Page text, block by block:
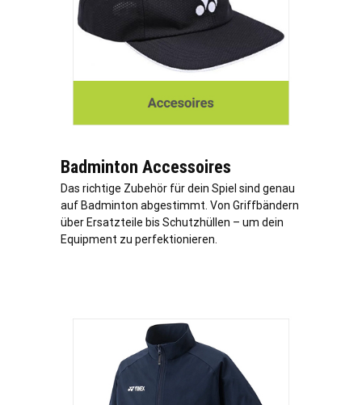
Badminton Accessoires
Das richtige Zubehör für dein Spiel sind genau
auf Badminton abgestimmt. Von Griffbändern
über Ersatzteile bis Schutzhüllen – um dein
Equipment zu perfektionieren.